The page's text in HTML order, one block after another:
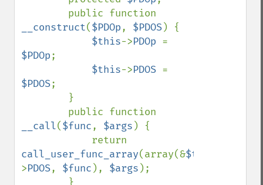
__construct($PDOp, $PDOS) {
$this->PDOp
$PDOp;
$this->PDOS
$PDOS;
__call($func, $args ) {
call_user_func_array(array(&$this
>PDOS, $func ), $args );